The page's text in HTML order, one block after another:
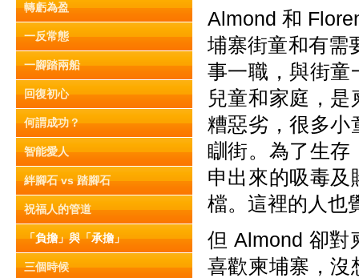
轉虧為盈
一反常態
一腳踏兩船
回復初心
何謂成功？
智能愛人
絆腳石 vs 踏腳石
祝福人的管道
「負擔」與「承擔」
三個時候
Almond 和
埔寨街童和有需
事一職，與街童
兒童和家庭，
糟惡劣，很多小
瞓街。為了生存
申出來的吸毒及
檔。這裡的人也
但 Almond 卻對
喜歡柬埔寨，沒